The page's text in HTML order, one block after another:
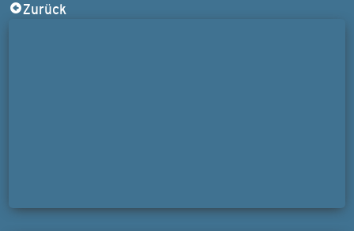
Zurück